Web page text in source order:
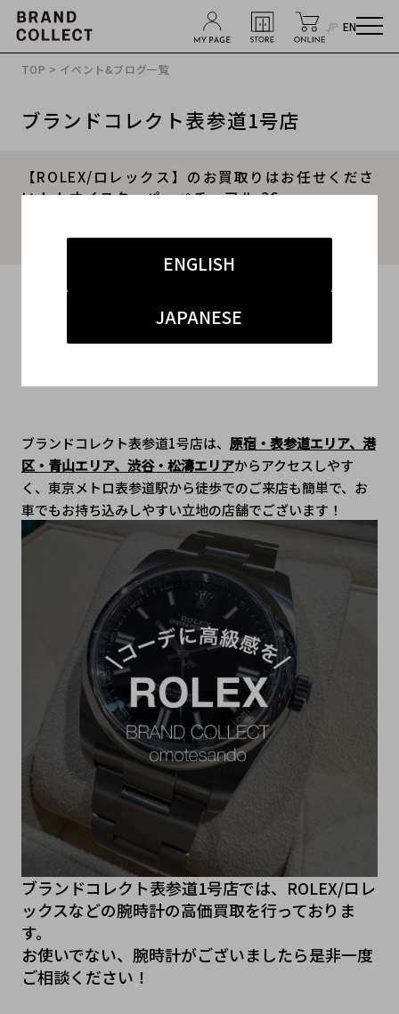
JP EN
ENGLISH
JAPANESE
TOP > イベント&ブログ一覧
ブランドコレクト表参道1号店
【ROLEX/ロレックス】のお買取りはお任せくださ
い！！オイスターパーペチュアル 36
な1本。
2025.07.27
#表参道1号店
ブランドコレクト表参道1号店は、 原宿・表参道エリア、港
区・青山エリア、渋谷・松濤エリアからアクセスしやす
く、東京メトロ表参道駅から徒歩でのご来店も簡単で、﻿お
車でもお持ち込みしやすい立地の店舗でございます！
ブランドコレクト表参道1号店では、ROLEX/ロレ
ックスなどの腕時計の高価買取を行っておりま
す。
お使いでない、腕時計がございましたら是非一度
ご相談ください！